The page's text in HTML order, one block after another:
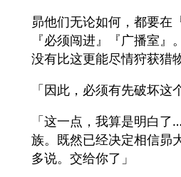
昴他们无论如何，都要在
『必须闯进』『广播室』
没有比这更能尽情狩获猎
「因此，必须有先破坏这
「这一点，我算是明白
族。既然已经决定相信昴
多说。交给你了」